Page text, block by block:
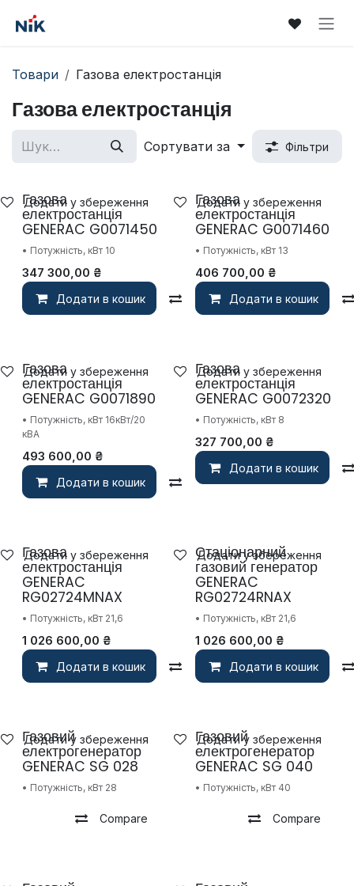
Товари Газова електростанція
Газова електростанція
Сортувати за Фільтри
Газова
електростанція
GENERAC G0071450
• Потужність, кВт 10
347 300,00 ₴
Додати в кошик Compare
Додати у збереження Газова
електростанція
GENERAC G0071460
• Потужність, кВт 13
406 700,00 ₴
Додати в кошик
Додати у збереження
Газова
електростанція
GENERAC G0071890
• Потужність, кВт 16кВт/20
кВА
493 600,00 ₴
Додати в кошик Compare
Додати у збереження Газова
електростанція
GENERAC G0072320
• Потужність, кВт 8
327 700,00 ₴
Додати в кошик
Додати у збереження
Газова
електростанція
GENERAC
RG02724MNAX
• Потужність, кВт 21,6
1 026 600,00 ₴
Додати в кошик Compare
Додати у збереження Стаціонарний
газовий генератор
GENERAC
RG02724RNAX
• Потужність, кВт 21,6
1 026 600,00 ₴
Додати в кошик
Додати у збереження
Газовий
електрогенератор
GENERAC SG 028
• Потужність, кВт 28
Compare
Додати у збереження Газовий
електрогенератор
GENERAC SG 040
• Потужність, кВт 40
Compare
Додати у збереження